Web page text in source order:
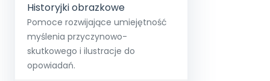
Historyjki obrazkowe
Pomoce rozwijające umiejętność
myślenia przyczynowo-
skutkowego i ilustracje do
opowiadań.